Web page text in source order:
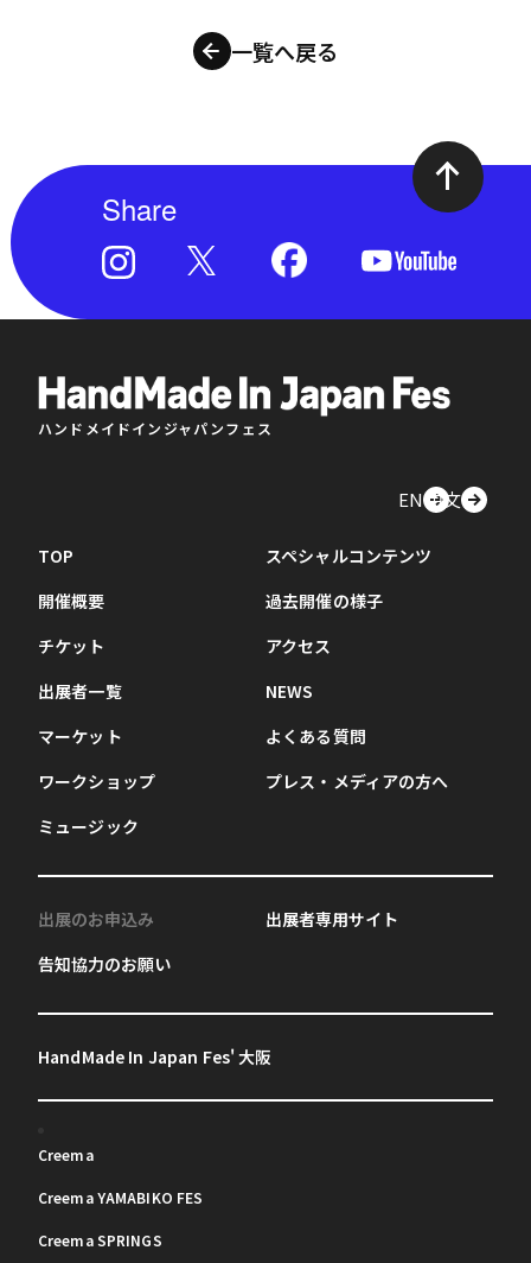
一覧へ戻る
Share
ハンドメイドインジャパンフェス
EN中文
TOP
開催概要
チケット
出展者一覧
マーケット
ワークショップ
ミュージック
スペシャルコンテンツ
過去開催の様子
アクセス
NEWS
よくある質問
プレス・メディアの方へ
出展のお申込み
告知協力のお願い
出展者専用サイト
HandMade In Japan Fes' 大阪
Creema
Creema YAMABIKO FES
Creema SPRINGS